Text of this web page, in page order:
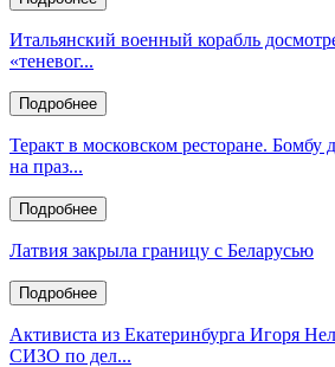
Итальянский военный корабль
«теневог...
Подробнее
Теракт в московском ресторане.
на праз...
Подробнее
Латвия закрыла границу с Беларусью
Подробнее
Активиста из Екатеринбурга Игоря
СИЗО по дел...